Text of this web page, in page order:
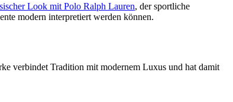
Look mit Polo Ralph Lauren, der sportliche
modern interpretiert werden können.
verbindet Tradition mit modernem Luxus und hat damit